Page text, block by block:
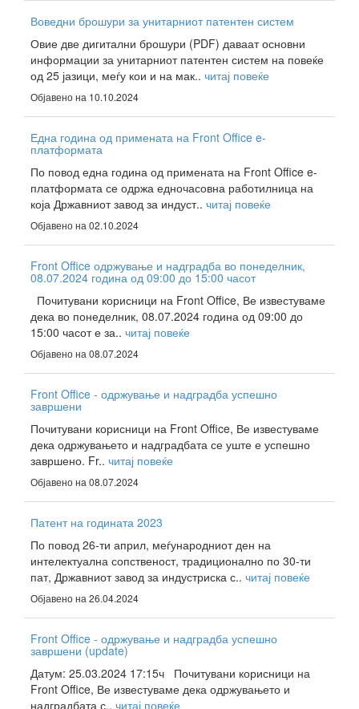
Воведни брошури за унитарниот патентен систем
Овие две дигитални брошури (PDF) даваат основни
информации за унитарниот патентен систем на повеќе
од 25 јазици, меѓу кои и на мак.. читај повеќе
Објавено на 10.10.2024
Една година од примената на Front Office e-
платформата
По повод една година од примената на Front Office e-
платформата се одржа едночасовна работилница на
која Државниот завод за индуст.. читај повеќе
Објавено на 02.10.2024
Front Office одржување и надградба во понеделник,
08.07.2024 година од 09:00 до 15:00 часот
дека во понеделник, 08.07.2024 година од 09:00 до
15:00 часот е за.. читај повеќе
Објавено на 08.07.2024
Front Office - одржување и надградба успешно
завршени
Почитувани корисници на Front Office, Ве известуваме
дека одржувањето и надградбата се уште е успешно
завршено. Fr.. читај повеќе
Објавено на 08.07.2024
Патент на годината 2023
По повод 26-ти април, меѓународниот ден на
интелектуална сопственост, традиционално по 30-ти
пат, Државниот завод за индустриска с.. читај повеќе
Објавено на 26.04.2024
Front Office - одржување и надградба успешно
завршени (update)
Датум: 25.03.2024 17:15ч Почитувани корисници на
Front Office, Ве известуваме дека одржувањето и
надградбата с.. читај повеќе